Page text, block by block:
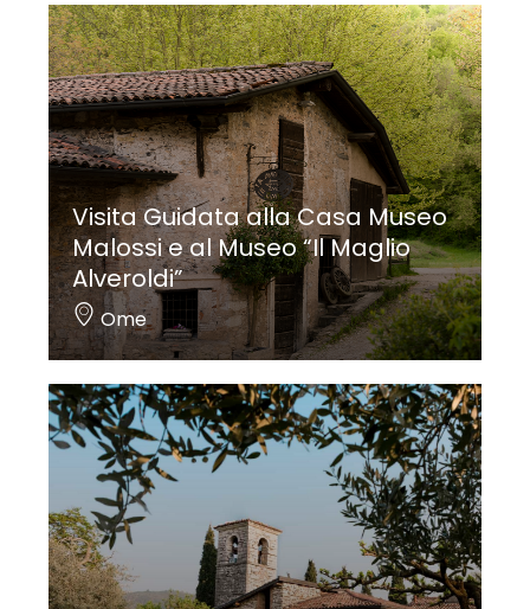
Visita Guidata alla Casa Museo
Malossi e al Museo “Il Maglio
Alveroldi”
Ome